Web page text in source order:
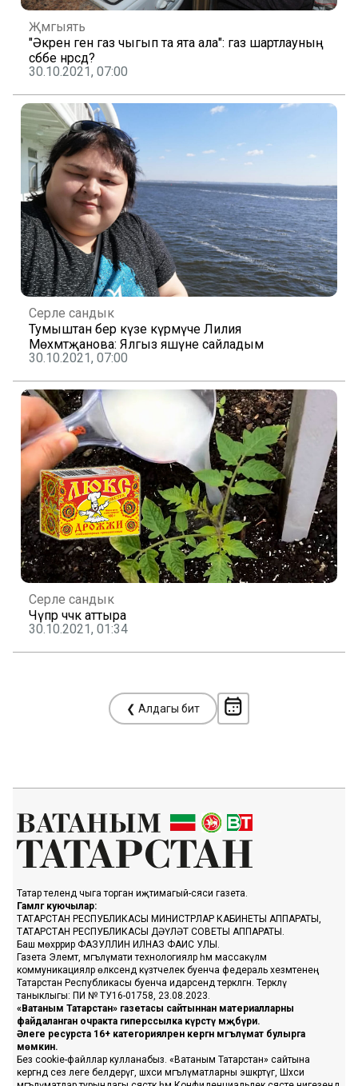
Җәмгыять
"Әкрен генә газ чыгып та ята ала": газ шартлауның
сәбәбе нәрсәдә?
30.10.2021, 07:00
Серле сандык
Тумыштан бер күзе күрмәүче Лилия
Мөхәмәтҗанова: Ялгыз яшәүне сайладым
30.10.2021, 07:00
Серле сандык
Чүпрә чәчәк аттыра
30.10.2021, 01:34
❮ Алдагы бит
Татар телендә чыга торган иҗтимагый-сәяси газета.
Гамәлгә куючылар:
ТАТАРСТАН РЕСПУБЛИКАСЫ МИНИСТРЛАР КАБИНЕТЫ АППАРАТЫ,
ТАТАРСТАН РЕСПУБЛИКАСЫ ДӘҮЛӘТ СОВЕТЫ АППАРАТЫ.
Баш мөхәррир ФАЗУЛЛИН ИЛНАЗ ФАИС УЛЫ.
Газета Элемтә, мәгълүмати технологияләр һәм массакүләм
коммуникацияләр өлкәсендә күзәтчелек буенча федераль хезмәтенең
Татарстан Республикасы буенча идарәсендә теркәлгән. Теркәлү
таныклыгы: ПИ № ТУ16-01758, 23.08.2023.
«Ватаным Татарстан» газетасы сайтыннан материалларны
файдаланган очракта гиперссылка күрсәтү мәҗбүри.
Әлеге ресурста 16+ категорияләренә кергән мәгълүмат булырга
мөмкин.
Без cookie-файллар кулланабыз. «Ватаным Татарстан» сайтына
кергәндә сез әлеге белдерүгә, шәхси мәгълүматларны эшкәртүгә, Шәхси